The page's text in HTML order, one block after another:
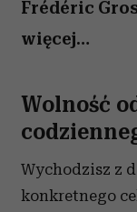
Frédéric
więcej…
Wolność
Wychodzisz z
konkretnego